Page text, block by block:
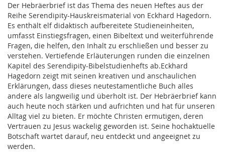
Der Hebräerbrief ist das Thema des neuen Heftes aus der
Reihe Serendipity-Hauskreismaterial von Eckhard Hagedorn.
Es enthält elf didaktisch aufbereitete Studieneinheiten,
umfasst Einstiegsfragen, einen Bibeltext und weiterführende
Fragen, die helfen, den Inhalt zu erschließen und besser zu
verstehen. Vertiefende Erläuterungen runden die einzelnen
Kapitel des Serendipity-Bibelstudienhefts ab.Eckhard
Hagedorn zeigt mit seinen kreativen und anschaulichen
Erklärungen, dass dieses neutestamentliche Buch alles
andere als langweilig und überholt ist. Der Hebräerbrief kann
auch heute noch stärken und aufrichten und hat für unseren
Alltag viel zu bieten. Er möchte Christen ermutigen, deren
Vertrauen zu Jesus wackelig geworden ist. Seine hochaktuelle
Botschaft wartet darauf, neu entdeckt und angeeignet zu
werden.